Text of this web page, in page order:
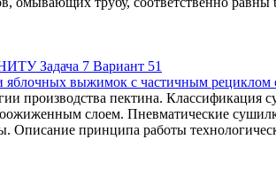
выжимок с частичным рециклом
производства пектина.
слоем. Пневматические
Описание принципа работы